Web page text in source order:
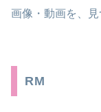
画像・動画を、
RM